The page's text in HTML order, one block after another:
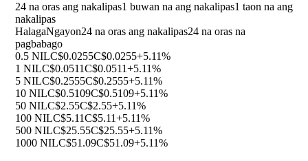
24 na oras ang nakalipas1 buwan na ang nakalipas1 taon na ang
nakalipas
HalagaNgayon24 na oras ang nakalipas24 na oras na
pagbabago
0.5 NILC$0.0255C$0.0255+5.11%
1 NILC$0.0511C$0.0511+5.11%
5 NILC$0.2555C$0.2555+5.11%
10 NILC$0.5109C$0.5109+5.11%
50 NILC$2.55C$2.55+5.11%
100 NILC$5.11C$5.11+5.11%
500 NILC$25.55C$25.55+5.11%
1000 NILC$51.09C$51.09+5.11%